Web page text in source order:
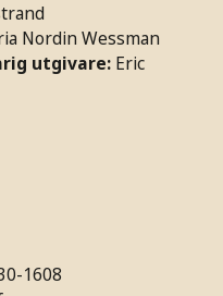
Nordin Wessman
utgivare: Eric
1608